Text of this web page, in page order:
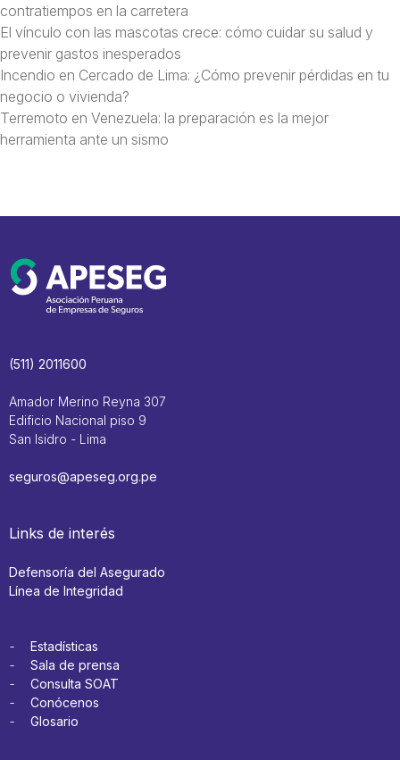
contratiempos en la carretera
El vínculo con las mascotas crece: cómo cuidar su salud y
prevenir gastos inesperados
Incendio en Cercado de Lima: ¿Cómo prevenir pérdidas en tu
negocio o vivienda?
Terremoto en Venezuela: la preparación es la mejor
herramienta ante un sismo
(511) 2011600
Amador Merino Reyna 307
Edificio Nacional piso 9
San Isidro - Lima
seguros@apeseg.org.pe
Links de interés
Defensoría del Asegurado
Línea de Integridad
Estadísticas
Sala de prensa
Consulta SOAT
Conócenos
Glosario